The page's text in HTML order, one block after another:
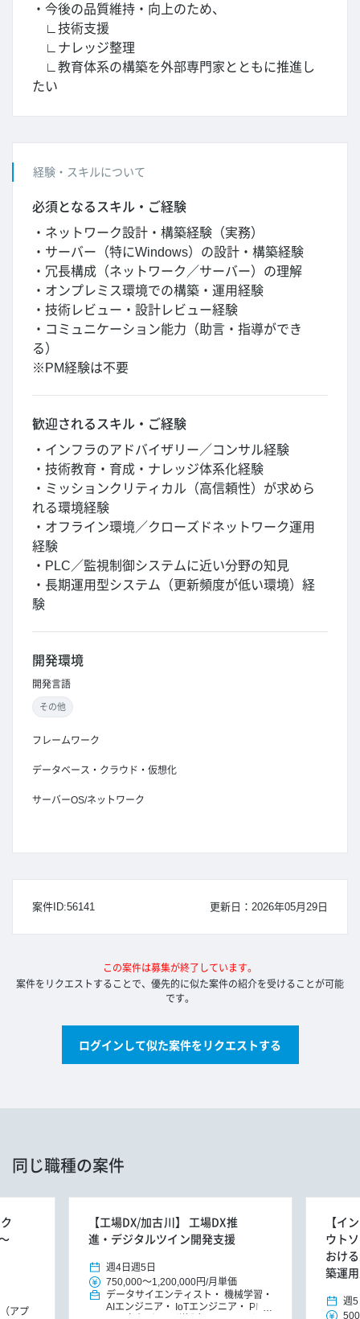
・今後の品質維持・向上のため、
∟技術支援
∟ナレッジ整理
∟教育体系の構築を外部専門家とともに推進し
たい
経験・スキルについて
必須となるスキル・ご経験
・ネットワーク設計・構築経験（実務）
・サーバー（特にWindows）の設計・構築経験
・冗長構成（ネットワーク／サーバー）の理解
・オンプレミス環境での構築・運用経験
・技術レビュー・設計レビュー経験
・コミュニケーション能力（助言・指導ができ
る）
※PM経験は不要
歓迎されるスキル・ご経験
・インフラのアドバイザリー／コンサル経験
・技術教育・育成・ナレッジ体系化経験
・ミッションクリティカル（高信頼性）が求めら
れる環境経験
・オフライン環境／クローズドネットワーク運用
経験
・PLC／監視制御システムに近い分野の知見
・長期運用型システム（更新頻度が低い環境）経
験
開発環境
開発言語
その他
フレームワーク
データベース・クラウド・仮想化
サーバーOS/ネットワーク
更新日：2026年05月29日
案件ID:56141
この案件は募集が終了しています。
案件をリクエストすることで、優先的に似た案件の紹介を受けることが可能
です。
ログインして似た案件をリクエストする
同じ職種の案件
アプ
【工場DX/加古川】 工場DX推
進・デジタルツイン開発支援
週4日 週5日
750,000～1,200,000円/月単価
データサイエンティスト
機械学習・
AIエンジニア
IoTエンジニア
PM/P
【イ
ウト
おけ
築運
週5